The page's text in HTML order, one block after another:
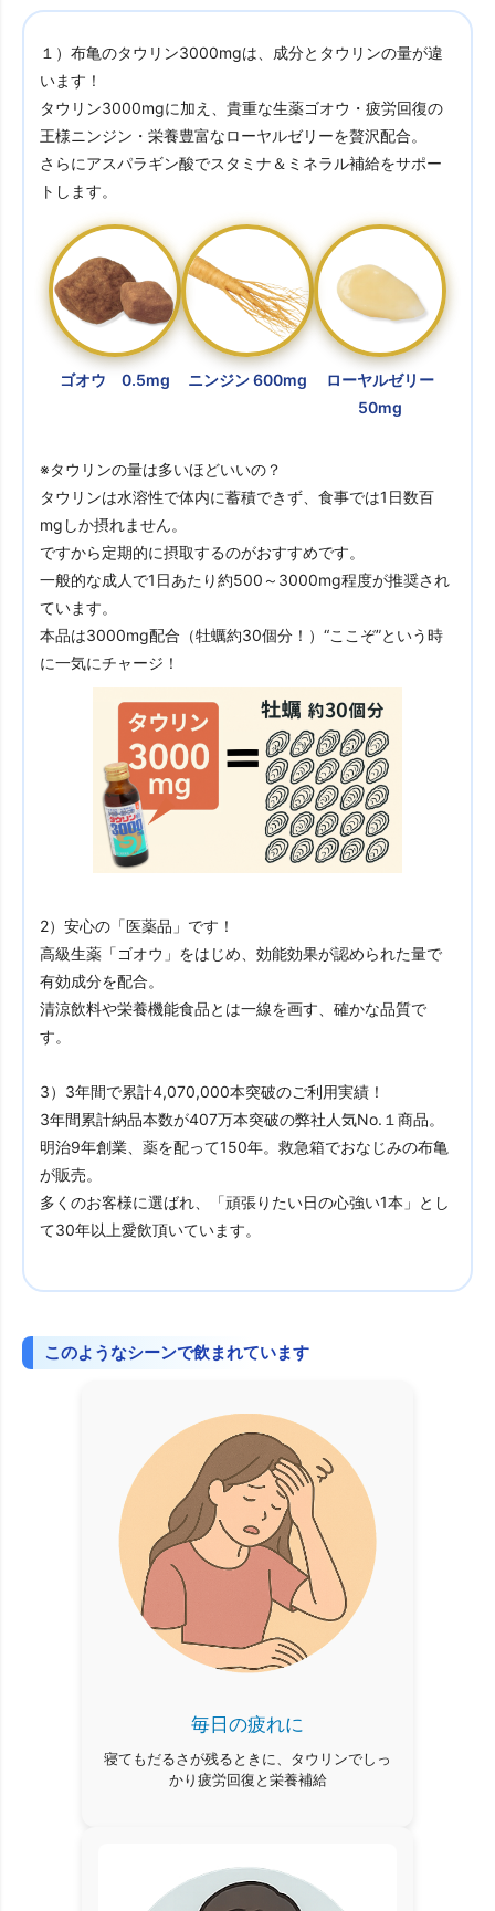
１）布亀のタウリン3000mgは、成分とタウリンの量が違
います！
タウリン3000mgに加え、貴重な生薬ゴオウ・疲労回復の
王様ニンジン・栄養豊富なローヤルゼリーを贅沢配合。
さらにアスパラギン酸でスタミナ＆ミネラル補給をサポー
トします。
ゴオウ 0.5mg ニンジン 600mg
ローヤルゼリー
50mg
※タウリンの量は多いほどいいの？
タウリンは水溶性で体内に蓄積できず、食事では1日数百
mgしか摂れません。
ですから定期的に摂取するのがおすすめです。
一般的な成人で1日あたり約500～3000mg程度が推奨され
ています。
本品は3000mg配合（牡蠣約30個分！）“ここぞ”という時
に一気にチャージ！
2）安心の「医薬品」です！
高級生薬「ゴオウ」をはじめ、効能効果が認められた量で
有効成分を配合。
清涼飲料や栄養機能食品とは一線を画す、確かな品質で
す。
3）3年間で累計4,070,000本突破のご利用実績！
3年間累計納品本数が407万本突破の弊社人気No.１商品。
明治9年創業、薬を配って150年。救急箱でおなじみの布亀
が販売。
多くのお客様に選ばれ、「頑張りたい日の心強い1本」とし
て30年以上愛飲頂いています。
このようなシーンで飲まれています
毎日の疲れに
寝てもだるさが残るときに、タウリンでしっ
かり疲労回復と栄養補給